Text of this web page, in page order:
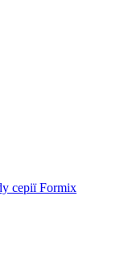
серії Formix